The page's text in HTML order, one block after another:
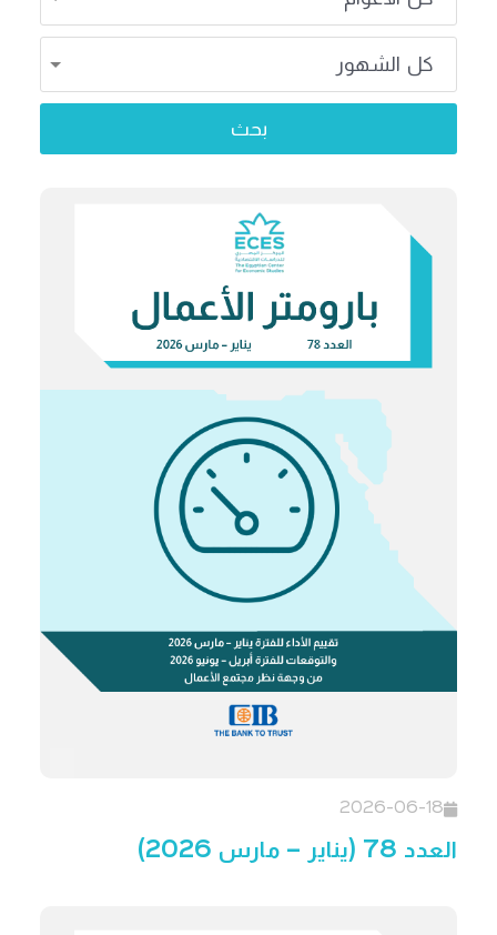
2026-06-18
العدد 78 (يناير – مارس 2026)